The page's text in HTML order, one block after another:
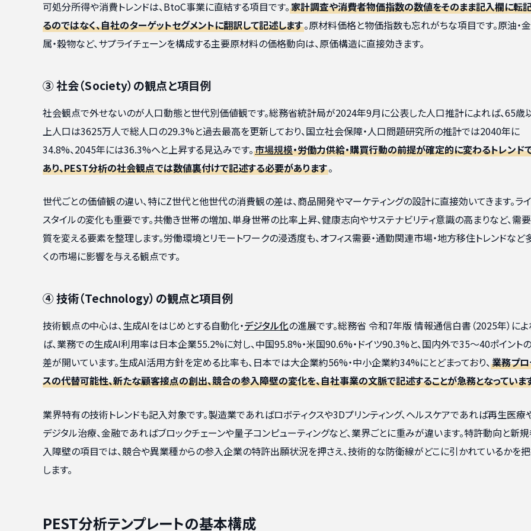
可処分所得や消費トレンドは、BtoC事業に直結する項目です。家計調査や消費者物価指数の数値をそのまま記入欄に転
るのではなく、自社のターゲットセグメントに翻訳して記述します。原材料価格と物価指数も忘れがちな項目です。原油・金
属・穀物など、サプライチェーンを構成する主要原材料の価格動向は、原価構造に直接効きます。
③ 社会（Society）の観点と項目例
社会観点で外せないのが人口動態と世代別価値観です。総務省統計局が2024年9月に公表した人口推計によれば、65歳
上人口は3625万人で総人口の29.3%と過去最高を更新しており、国立社会保障・人口問題研究所の推計では2040年に
34.8%、2045年には36.3%へと上昇する見込みです。市場規模・労働力供給・購買行動の前提が確定的に変わるトレンド
あり、PEST分析の社会観点では数値裏付けで記述する必要があります。
世代ごとの価値観の違い、特にZ世代と他世代の消費観の差は、商品開発やマーケティングの設計に直接効いてきます。ラ
スタイルの変化も重要です。共働き世帯の増加、単身世帯の比率上昇、健康志向やサステナビリティ意識の高まりなど、需
質を変える要素を整理します。労働環境とリモートワークの浸透度も、オフィス需要・通勤関連市場・地方移住トレンドなど
くの市場に影響を与える観点です。
④ 技術（Technology）の観点と項目例
技術観点の中心は、生成AIをはじめとする自動化・デジタル化の進展です。総務省 令和7年版 情報通信白書（2025年）に
ば、業務での生成AI利用率は日本企業55.2%に対し、中国95.8%・米国90.6%・ドイツ90.3%と、国内外で35〜40ポイントの
差が開いています。生成AI活用方針を定める比率も、日本では大企業約56%・中小企業約34%にとどまっており、業務プ
スの代替可能性、新たな顧客接点の創出、競合の参入障壁の変化を、自社事業の文脈で記述することが急務となっていま
業界特有の技術トレンドも記入対象です。製造業であればロボティクスや3Dプリンティング、ヘルスケアであれば再生医療
デジタル治療、金融であればブロックチェーンや量子コンピューティングなど、業界ごとに重みが違います。特許動向と新
入障壁の項目では、競合や異業種からの参入企業の特許出願状況を押さえ、技術的な防衛線がどこに引かれているかを
します。
PEST分析テンプレートの基本構成